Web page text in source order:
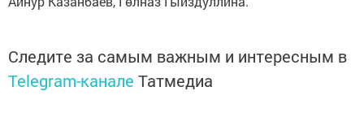
Следите за самым важным и интересным в
Telegram-канале Татмедиа